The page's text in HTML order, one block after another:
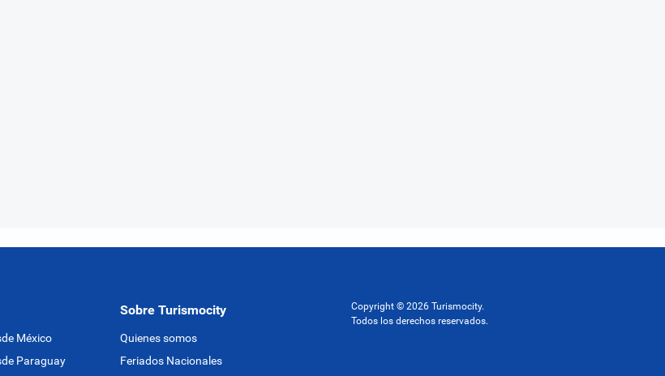
México
Paraguay
Sobre Turismocity
Quienes somos
Feriados Nacionales
Copyright © 2026 Turismocity.
Todos los derechos reservados.